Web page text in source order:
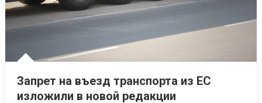
Запрет на въезд транспорта из ЕС
изложили в новой редакции